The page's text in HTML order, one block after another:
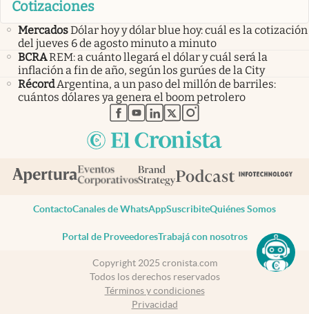
Cotizaciones
MercadosDólar hoy y dólar blue hoy: cuál es la cotización
del jueves 6 de agosto minuto a minuto
BCRAREM: a cuánto llegará el dólar y cuál será la
inflación a fin de año, según los gurúes de la City
RécordArgentina, a un paso del millón de barriles:
cuántos dólares ya genera el boom petrolero
abre en nueva pestaña
abre en nueva pestaña
abre en nueva pestaña
abre en nueva pestaña
abre en nueva pestaña
ContactoCanales de WhatsAppSuscribiteQuiénes Somos
Portal de ProveedoresTrabajá con nosotros
Copyright 2025 cronista.com
Todos los derechos reservados
Términos y condiciones
Privacidad